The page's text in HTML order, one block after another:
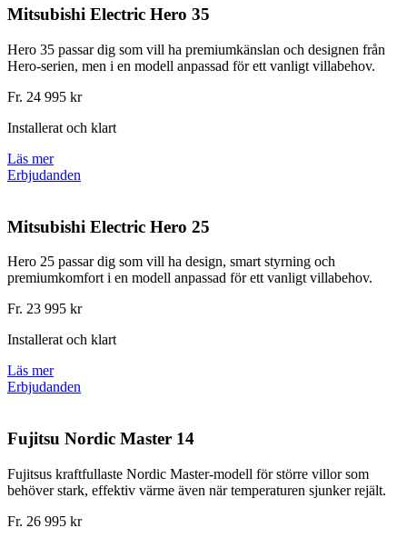
Mitsubishi Electric Hero 35
Hero 35 passar dig som vill ha premiumkänslan och designen från
Hero-serien, men i en modell anpassad för ett vanligt villabehov.
Fr. 24 995 kr
Installerat och klart
Läs mer
Erbjudanden
Mitsubishi Electric Hero 25
Hero 25 passar dig som vill ha design, smart styrning och
premiumkomfort i en modell anpassad för ett vanligt villabehov.
Fr. 23 995 kr
Installerat och klart
Läs mer
Erbjudanden
Fujitsu Nordic Master 14
Fujitsus kraftfullaste Nordic Master-modell för större villor som
behöver stark, effektiv värme även när temperaturen sjunker rejält.
Fr. 26 995 kr